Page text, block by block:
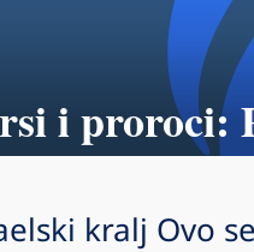
i proroci:
kralj Ovo